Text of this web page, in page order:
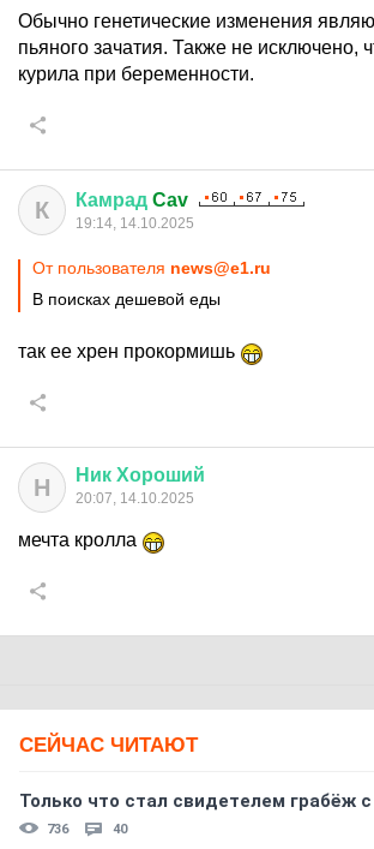
Обычно генетические изменения
пьяного зачатия. Также не исключено,
курила при беременности.
К Камрад Cav
19:14, 14.10.2025
От пользователя news@e1.ru
В поисках дешевой еды
так ее хрен прокормишь
Н Ник Хороший
20:07, 14.10.2025
мечта кролла
СЕЙЧАС ЧИТАЮТ
Только что стал свидетелем грабёж
736 40